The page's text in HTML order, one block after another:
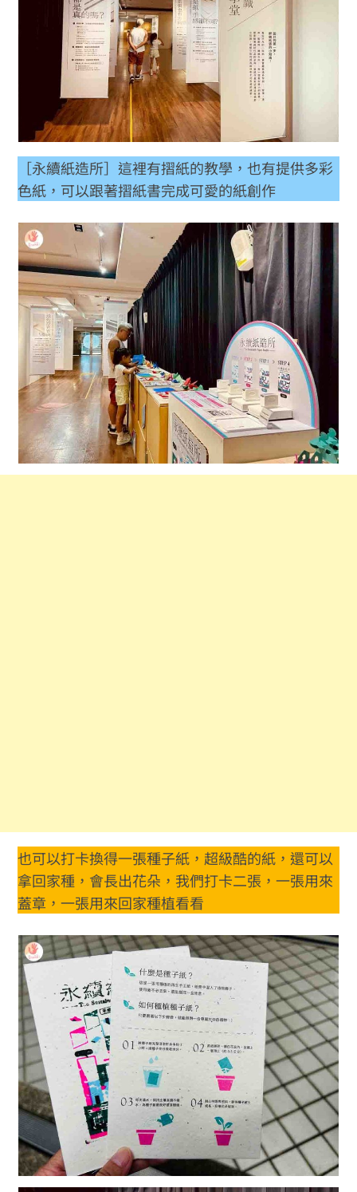
［永續紙造所］這裡有摺紙的教學，也有提供多彩
色紙，可以跟著摺紙書完成可愛的紙創作
也可以打卡換得一張種子紙，超級酷的紙，還可以
拿回家種，會長出花朵，我們打卡二張，一張用來
蓋章，一張用來回家種植看看